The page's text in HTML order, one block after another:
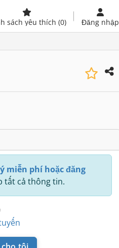
sách yêu thích (0) Đăng nhập
miễn phí hoặc đăng
tất cả thông tin.